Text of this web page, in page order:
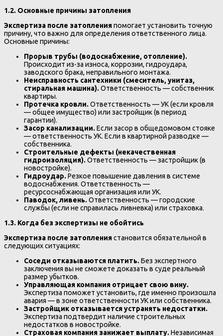
1.2. Основные причины затопления
Экспертиза после затопленияпомогает установить точную
причину, что важно для определения ответственного лица.
Основные причины:
Прорыв трубы (водоснабжение, отопление).
Происходит из-за износа, коррозии, гидроудара,
заводского брака, неправильного монтажа.
Неисправность сантехники (смеситель, унитаз,
стиральная машина).Ответственность — собственник
квартиры.
Протечка кровли.Ответственность — УК (если кровля
— общее имущество) или застройщик (в период
гарантии).
Засор канализации.Если засор в общедомовом стояке
— ответственность УК. Если в квартирной разводке —
собственника.
Строительные дефекты (некачественная
гидроизоляция).Ответственность — застройщик (в
новостройке).
Гидроудар.Резкое повышение давления в системе
водоснабжения. Ответственность —
ресурсоснабжающая организация или УК.
Паводок, ливень.Ответственность — городские
службы (если не справилась ливневка) или страховка.
1.3. Когда без экспертизы не обойтись
Экспертиза после затоплениястановится обязательной в
следующих ситуациях:
Соседи отказываются платить.Без экспертного
заключения вы не сможете доказать в суде реальный
размер убытков.
Управляющая компания отрицает свою вину.
Экспертиза поможет установить, где именно произошла
авария — в зоне ответственности УК или собственника.
Застройщик отказывается устранять недостатки.
Экспертиза подтвердит наличие строительных
недостатков в новостройке.
Страховая компания занижает выплату.Независимая